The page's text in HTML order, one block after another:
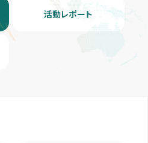
活動レポート